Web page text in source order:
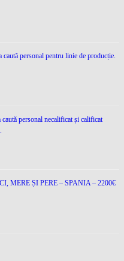
personal pentru linie de producție.
personal necalificat și calificat
MERE ȘI PERE – SPANIA – 2200€